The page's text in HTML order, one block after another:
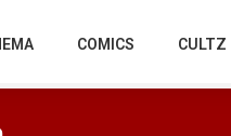
COMICS CULTZ